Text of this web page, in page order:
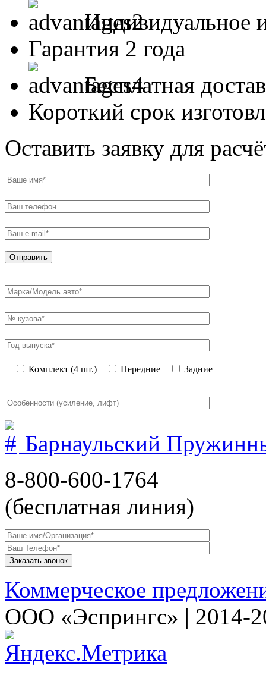
Индивидуальное
Гарантия 2 года
Бесплатная
Короткий срок
Оставить заявку для
Комплект (4 шт.) Передние Задние
Барнаульский
8-800-600-1764
(бесплатная линия)
Коммерческое
ООО «Эспрингс» | 2014-